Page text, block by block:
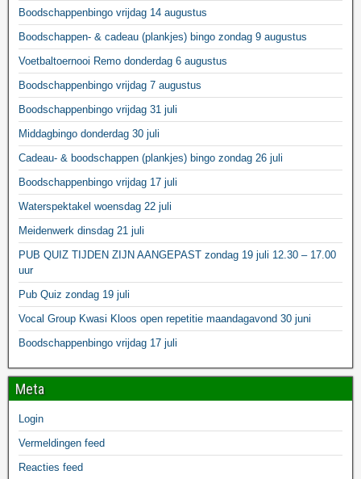
Boodschappenbingo vrijdag 14 augustus
Boodschappen- & cadeau (plankjes) bingo zondag 9 augustus
Voetbaltoernooi Remo donderdag 6 augustus
Boodschappenbingo vrijdag 7 augustus
Boodschappenbingo vrijdag 31 juli
Middagbingo donderdag 30 juli
Cadeau- & boodschappen (plankjes) bingo zondag 26 juli
Boodschappenbingo vrijdag 17 juli
Waterspektakel woensdag 22 juli
Meidenwerk dinsdag 21 juli
PUB QUIZ TIJDEN ZIJN AANGEPAST zondag 19 juli 12.30 – 17.00
uur
Pub Quiz zondag 19 juli
Vocal Group Kwasi Kloos open repetitie maandagavond 30 juni
Boodschappenbingo vrijdag 17 juli
Meta
Login
Vermeldingen feed
Reacties feed